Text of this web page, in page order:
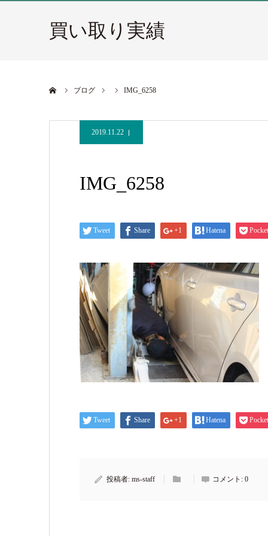
買い取り実績
ブログ IMG_6258
2019.11.22
IMG_6258
Tweet Share +1 Hatena Pocket
Tweet Share +1 Hatena Pocket
投稿者: ms-staff コメント: 0